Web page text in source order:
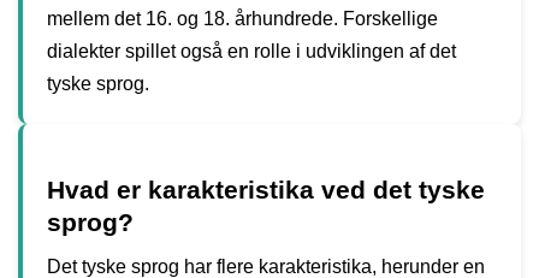
mellem det 16. og 18. århundrede. Forskellige
dialekter spillet også en rolle i udviklingen af det
tyske sprog.
Hvad er karakteristika ved det tyske
sprog?
Det tyske sprog har flere karakteristika, herunder en